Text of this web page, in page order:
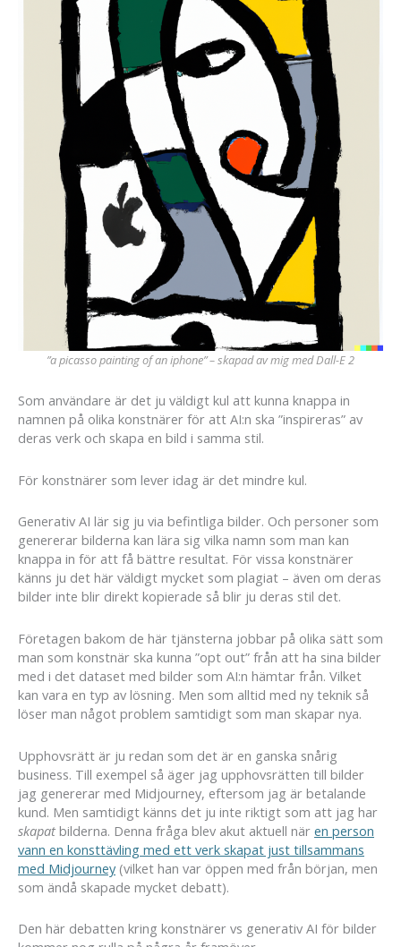
”a picasso painting of an iphone” – skapad av mig med Dall-E 2
Som användare är det ju väldigt kul att kunna knappa in
namnen på olika konstnärer för att AI:n ska ”inspireras” av
deras verk och skapa en bild i samma stil.
För konstnärer som lever idag är det mindre kul.
Generativ AI lär sig ju via befintliga bilder. Och personer som
genererar bilderna kan lära sig vilka namn som man kan
knappa in för att få bättre resultat. För vissa konstnärer
känns ju det här väldigt mycket som plagiat – även om deras
bilder inte blir direkt kopierade så blir ju deras stil det.
Företagen bakom de här tjänsterna jobbar på olika sätt som
man som konstnär ska kunna ”opt out” från att ha sina bilder
med i det dataset med bilder som AI:n hämtar från. Vilket
kan vara en typ av lösning. Men som alltid med ny teknik så
löser man något problem samtidigt som man skapar nya.
Upphovsrätt är ju redan som det är en ganska snårig
business. Till exempel så äger jag upphovsrätten till bilder
jag genererar med Midjourney, eftersom jag är betalande
kund. Men samtidigt känns det ju inte riktigt som att jag har
skapat bilderna. Denna fråga blev akut aktuell när en person
vann en konsttävling med ett verk skapat just tillsammans
med Midjourney(vilket han var öppen med från början, men
som ändå skapade mycket debatt).
Den här debatten kring konstnärer vs generativ AI för bilder